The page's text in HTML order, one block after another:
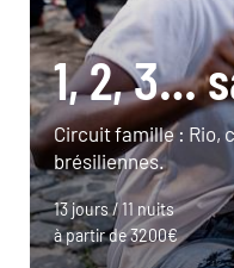
1, 2, 3…
Circuit famille : Rio,
brésiliennes.
13 jours / 11 nuits
à partir de 3200€